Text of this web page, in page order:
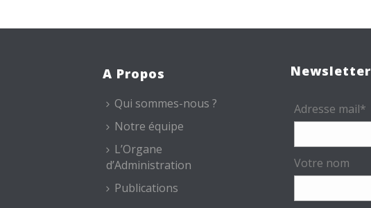
A Propos
Qui sommes-nous ?
Notre équipe
L’Organe
d’Administration
Publications
Newsletter
Adresse mail*
Votre nom